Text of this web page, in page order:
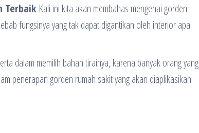
Terbaik Kali ini kita akan membahas mengenai gorden
fungsinya yang tak dapat digantikan oleh interior apa
dalam memilih bahan tirainya, karena banyak orang yang
penerapan gorden rumah sakit yang akan diaplikasikan